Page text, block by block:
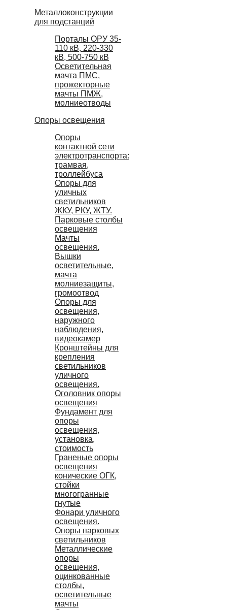
Металлоконструкции
для подстанций
Порталы ОРУ 35-
110 кВ, 220-330
кВ, 500-750 кВ
Осветительная
мачта ПМС,
прожекторные
мачты ПМЖ,
молниеотводы
Опоры освещения
Опоры
контактной сети
электротранспорта:
трамвая,
троллейбуса
Опоры для
уличных
светильников
ЖКУ, РКУ, ЖТУ.
Парковые столбы
освещения
Мачты
освещения.
Вышки
осветительные,
мачта
молниезащиты,
громоотвод
Опоры для
освещения,
наружного
наблюдения,
видеокамер
Кронштейны для
крепления
светильников
уличного
освещения.
Оголовник опоры
освещения
Фундамент для
опоры
освещения,
установка,
стоимость
Граненые опоры
освещения
конические ОГК,
стойки
многогранные
гнутые
Фонари уличного
освещения.
Опоры парковых
светильников
Металлические
опоры
освещения,
оцинкованные
столбы,
осветительные
мачты